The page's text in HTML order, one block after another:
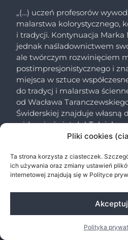
Pliki cookies
Ta strona korzysta z ciasteczek.
ich używania oraz zmiany ustawień
internetowej znajdują się w Polityce
Polityka
„(…) uczeń profesorów
malarstwa kolorystycznego,
i tradycji. Kontynuacja Marka
jednak naśladownictwem
ale twórczym rozwinięciem
postimpresjonistycznego i
miejsca w sztuce
do tradycj i malarstwa
od Wacława
Świderskiej znajduje własną
widzenie świata(…) Tak jak
sztalu gowym, tak i również
doskonale powiązaną z